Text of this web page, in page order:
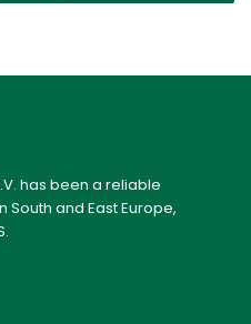
has been a reliable
and East Europe,